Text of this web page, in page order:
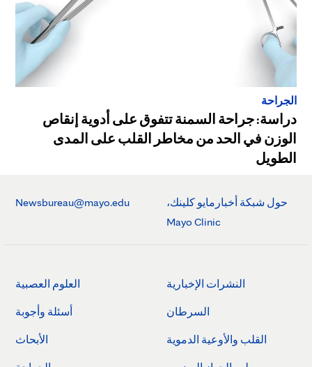
الجراحة
دراسة: جراحة السمنة تتفوق على أدوية إنقاص
الوزن في الحد من مخاطر القلب على المدى
الطويل
حول شبكة أخبارمايو كلينك،
Mayo Clinic
Newsbureau@mayo.edu
النشرات الإخبارية
السرطان
القلب والأوعية الدموية
العلوم العصبية
أسئلة وأجوبة
الأبحاث